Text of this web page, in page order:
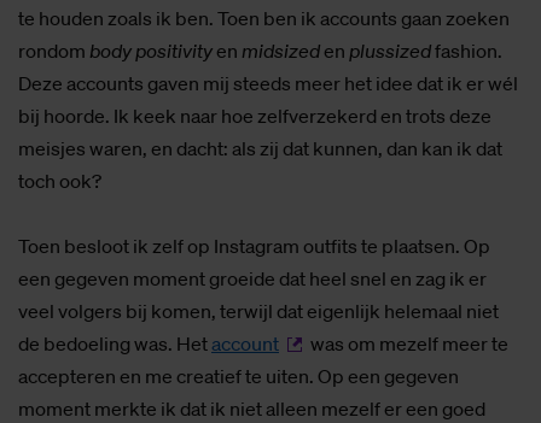
te houden zoals ik ben. Toen ben ik accounts gaan zoeken
rondom body positivity en midsized en plussizedfashion.
Deze accounts gaven mij steeds meer het idee dat ik er wél
bij hoorde. Ik keek naar hoe zelfverzekerd en trots deze
meisjes waren, en dacht: als zij dat kunnen, dan kan ik dat
toch ook?
Toen besloot ik zelf op Instagram outfits te plaatsen. Op
een gegeven moment groeide dat heel snel en zag ik er
veel volgers bij komen, terwijl dat eigenlijk helemaal niet
de bedoeling was. Hetaccount
was om mezelf meer te
accepteren en me creatief te uiten. Op een gegeven
moment merkte ik dat ik niet alleen mezelf er een goed